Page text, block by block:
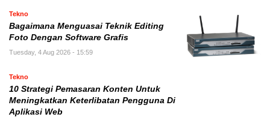
Tekno
Bagaimana Menguasai Teknik Editing
Foto Dengan Software Grafis
Tuesday, 4 Aug 2026 - 15:59
Tekno
10 Strategi Pemasaran Konten Untuk
Meningkatkan Keterlibatan Pengguna Di
Aplikasi Web